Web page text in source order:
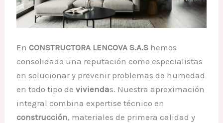
EnCONSTRUCTORA LENCOVA S.A.S hemos
consolidado una reputación como especialistas
en solucionar y prevenir problemas de humedad
en todo tipo deviviendas. Nuestra aproximación
integral combina expertise técnico en
construcción, materiales de primera calidad y